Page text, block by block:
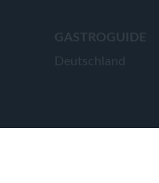
GASTROGUIDE
Deutschland